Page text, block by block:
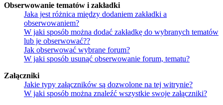
Obserwowanie tematów i zakładki
Jaka jest różnica między dodaniem zakładki a
obserwowaniem?
W jaki sposób można dodać zakładkę do wybranych tematów
lub je obserwować??
Jak obserwować wybrane forum?
W jaki sposób usunąć obserwowanie forum, tematu?
Załączniki
Jakie typy załączników są dozwolone na tej witrynie?
W jaki sposób można znaleźć wszystkie swoje załączniki?